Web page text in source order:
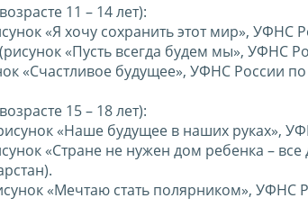
11 – 14 лет):
«Я хочу сохранить этот мир», УФНС
«Пусть всегда будем мы», УФНС
«Счастливое будущее», УФНС России
15 – 18 лет):
«Наше будущее в наших руках»,
«Стране не нужен дом ребенка –
«Мечтаю стать полярником», УФНС